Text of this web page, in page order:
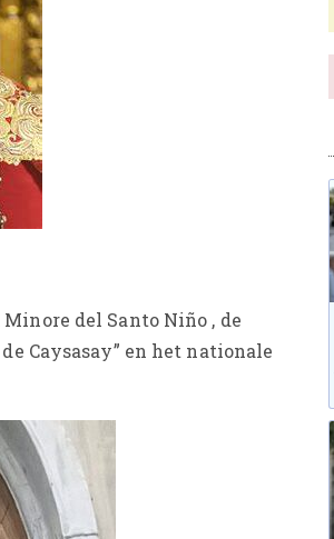
del Santo Niño , de
Caysasay” en het nationale